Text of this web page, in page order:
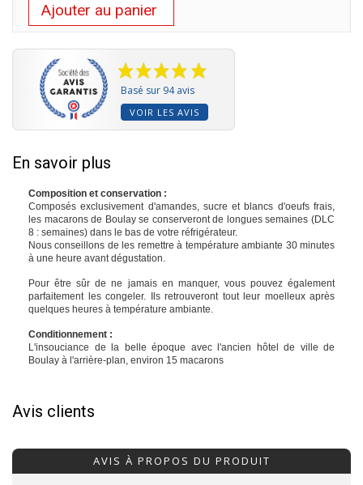
Ajouter au panier
Basé sur 94 avis
VOIR LES AVIS
En savoir plus
Composition et conservation :
Composés exclusivement d'amandes, sucre et blancs d'oeufs frais,
les macarons de Boulay se conserveront de longues semaines (DLC
8 : semaines) dans le bas de votre réfrigérateur.
Nous conseillons de les remettre à température ambiante 30 minutes
à une heure avant dégustation.
Pour être sûr de ne jamais en manquer, vous pouvez également
parfaitement les congeler. Ils retrouveront tout leur moelleux après
quelques heures à température ambiante.
Conditionnement :
L'insouciance de la belle époque avec l'ancien hôtel de ville de
Boulay à l'arrière-plan, environ 15 macarons
Avis clients
AVIS À PROPOS DU PRODUIT